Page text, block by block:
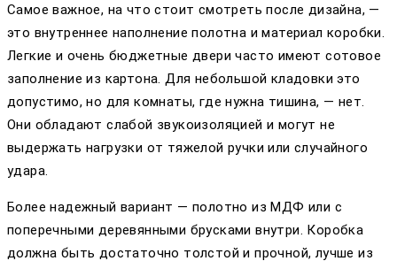
Самое важное, на что стоит смотреть после дизайна, —
это внутреннее наполнение полотна и материал коробки.
Легкие и очень бюджетные двери часто имеют сотовое
заполнение из картона. Для небольшой кладовки это
допустимо, но для комнаты, где нужна тишина, — нет.
Они обладают слабой звукоизоляцией и могут не
выдержать нагрузки от тяжелой ручки или случайного
удара.
Более надежный вариант — полотно из МДФ или с
поперечными деревянными брусками внутри. Коробка
должна быть достаточно толстой и прочной, лучше из